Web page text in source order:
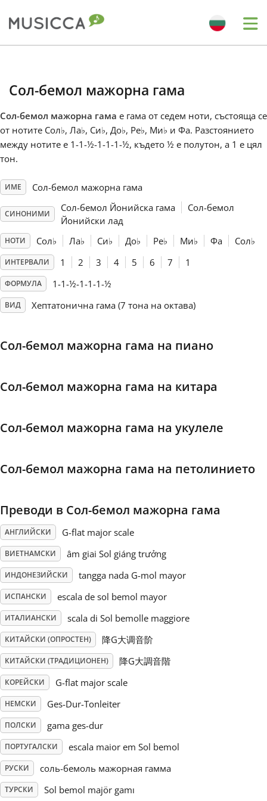
Dansk
English
Français
Português
Русский
Svenska
Tiếng Việt
Türkçe
Українська
简体中文
繁體中文
Сол-бемол мажорна гама
Сол-бемол мажорна гама е гама от седем ноти, състояща се
от нотите Сол♭, Ла♭, Си♭, До♭, Ре♭, Ми♭ и Фа. Разстоянието
между нотите е 1-1-½-1-1-1-½, където ½ е полутон, а 1 е цял
тон.
ИМЕ Сол-бемол мажорна гама
СИНОНИМИ
Сол-бемол Йонийска гама
Сол-бемол
Йонийски лад
НОТИ Сол♭ Ла♭ Си♭ До♭ Ре♭ Ми♭ Фа Сол♭
ИНТЕРВАЛИ 1 2 3 4 5 6 7 1
ФОРМУЛА 1-1-½-1-1-1-½
ВИД Хептатонична гама (7 тона на октава)
Сол-бемол мажорна гама на пиано
Сол-бемол мажорна гама на китара
Сол-бемол мажорна гама на укулеле
Сол-бемол мажорна гама на петолинието
Преводи в Сол-бемол мажорна гама
АНГЛИЙСКИ G-flat major scale
ВИЕТНАМСКИ âm giai Sol giáng trưởng
ИНДОНЕЗИЙСКИ tangga nada G-mol mayor
ИСПАНСКИ escala de sol bemol mayor
ИТАЛИАНСКИ scala di Sol bemolle maggiore
КИТАЙСКИ (ОПРОСТЕН) 降G大调音阶
КИТАЙСКИ (ТРАДИЦИОНЕН) 降G大調音階
КОРЕЙСКИ G-flat major scale
НЕМСКИ Ges-Dur-Tonleiter
ПОЛСКИ gama ges-dur
ПОРТУГАЛСКИ escala maior em Sol bemol
РУСКИ соль-бемоль мажорная гамма
ТУРСКИ Sol bemol majör gamı